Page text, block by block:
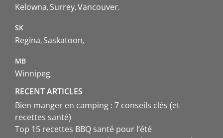
Kelowna Surrey Vancouver
SK
Regina Saskatoon
MB
Winnipeg
RECENT ARTICLES
Bien manger en camping : 7 conseils clés (et
recettes santé)
Top 15 recettes BBQ santé pour l’été